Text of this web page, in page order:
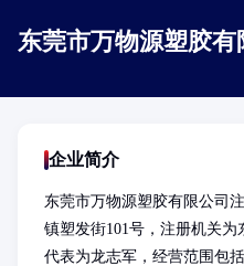
东莞市万物源塑胶有
企业简介
东莞市万物源塑胶有限公司
镇塑发街101号，注册机关
代表为龙志军，经营范围包